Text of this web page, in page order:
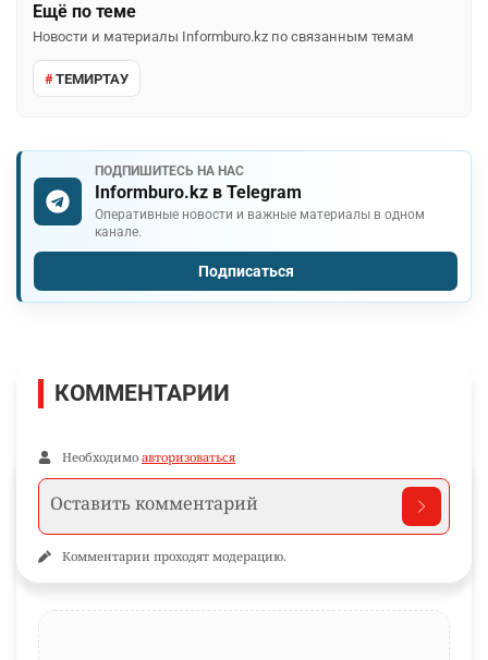
Ещё по теме
Новости и материалы Informburo.kz по связанным темам
ТЕМИРТАУ
ПОДПИШИТЕСЬ НА НАС
Informburo.kz в Telegram
Оперативные новости и важные материалы в одном
канале.
Подписаться
КОММЕНТАРИИ
Необходимо авторизоваться
Комментарии проходят модерацию.